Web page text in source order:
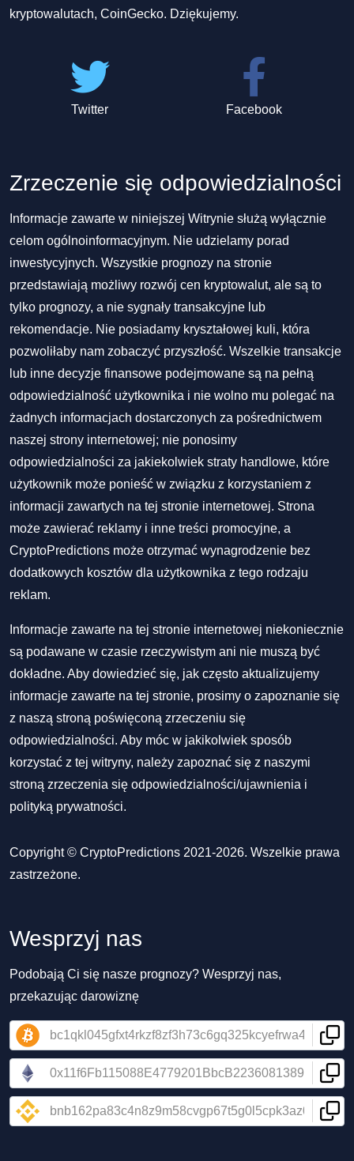
kryptowalutach, CoinGecko. Dziękujemy.
Twitter Facebook
Zrzeczenie się odpowiedzialności
Informacje zawarte w niniejszej Witrynie służą wyłącznie
celom ogólnoinformacyjnym. Nie udzielamy porad
inwestycyjnych. Wszystkie prognozy na stronie
przedstawiają możliwy rozwój cen kryptowalut, ale są to
tylko prognozy, a nie sygnały transakcyjne lub
rekomendacje. Nie posiadamy kryształowej kuli, która
pozwoliłaby nam zobaczyć przyszłość. Wszelkie transakcje
lub inne decyzje finansowe podejmowane są na pełną
odpowiedzialność użytkownika i nie wolno mu polegać na
żadnych informacjach dostarczonych za pośrednictwem
naszej strony internetowej; nie ponosimy
odpowiedzialności za jakiekolwiek straty handlowe, które
użytkownik może ponieść w związku z korzystaniem z
informacji zawartych na tej stronie internetowej. Strona
może zawierać reklamy i inne treści promocyjne, a
CryptoPredictions może otrzymać wynagrodzenie bez
dodatkowych kosztów dla użytkownika z tego rodzaju
reklam.
Informacje zawarte na tej stronie internetowej niekoniecznie
są podawane w czasie rzeczywistym ani nie muszą być
dokładne. Aby dowiedzieć się, jak często aktualizujemy
informacje zawarte na tej stronie, prosimy o zapoznanie się
z naszą stroną poświęconą zrzeczeniu się
odpowiedzialności. Aby móc w jakikolwiek sposób
korzystać z tej witryny, należy zapoznać się z naszymi
stroną zrzeczenia się odpowiedzialności/ujawnienia i
polityką prywatności.
Copyright © CryptoPredictions 2021-2026. Wszelkie prawa
zastrzeżone.
Wesprzyj nas
Podobają Ci się nasze prognozy? Wesprzyj nas,
przekazując darowiznę